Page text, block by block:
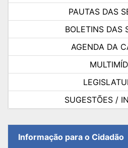
PAUTAS DAS
BOLETINS DAS
AGENDA DA
SUGESTÕES /
Informação para o Cidadão